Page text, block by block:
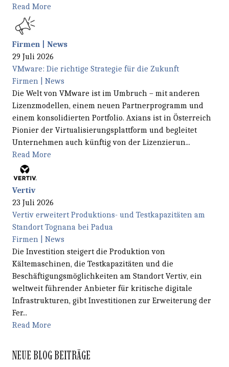
Read More
Firmen | News
29 Juli 2026
VMware: Die richtige Strategie für die Zukunft
Firmen | News
Die Welt von VMware ist im Umbruch – mit anderen
Lizenzmodellen, einem neuen Partnerprogramm und
einem konsolidierten Portfolio. Axians ist in Österreich
Pionier der Virtualisierungsplattform und begleitet
Unternehmen auch künftig von der Lizenzierun...
Read More
Vertiv
23 Juli 2026
Vertiv erweitert Produktions- und Testkapazitäten am
Standort Tognana bei Padua
Firmen | News
Die Investition steigert die Produktion von
Kältemaschinen, die Testkapazitäten und die
Beschäftigungsmöglichkeiten am Standort Vertiv, ein
weltweit führender Anbieter für kritische digitale
Infrastrukturen, gibt Investitionen zur Erweiterung der
Fer...
Read More
NEUE BLOG BEITRÄGE